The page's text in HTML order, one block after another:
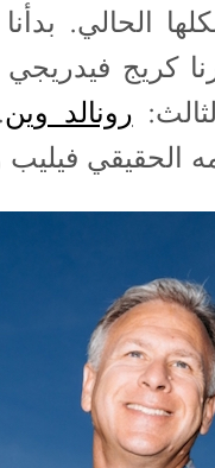
الحالي.
رونالد وين
فيليب